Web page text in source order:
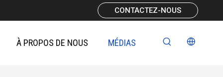
CONTACTEZ-NOUS
À PROPOS DE NOUS MÉDIAS